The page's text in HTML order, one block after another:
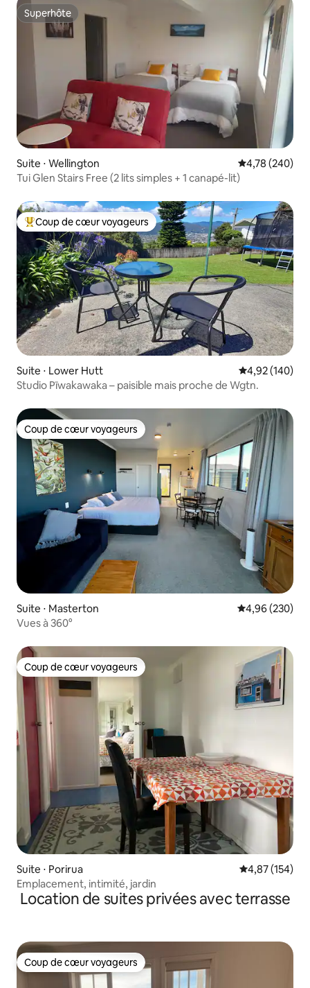
Superhôte
Superhôte
Suite ⋅ Wellington Évaluation
4,78 (240)
Tui Glen Stairs Free (2 lits simples + 1 canapé-lit)
Coups de cœur voyageurs les plus appréciés
Coup de cœur voyageurs
Suite ⋅ Lower Hutt Évaluation
4,92 (140)
Studio Pīwakawaka – paisible mais proche de Wgtn.
Coup de cœur voyageurs
Coup de cœur voyageurs
Suite ⋅ Masterton Évaluation
4,96 (230)
Vues à 360°
Coup de cœur voyageurs
Coup de cœur voyageurs
Suite ⋅ Porirua Évaluation
4,87 (154)
Emplacement, intimité, jardin
Location de suites privées avec terrasse
Coup de cœur voyageurs
Coup de cœur voyageurs